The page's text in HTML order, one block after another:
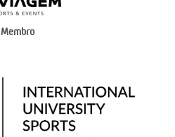
Membro